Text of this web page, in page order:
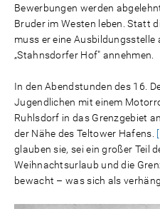
Bewerbungen werden
Bruder im Westen leben. Statt
muss er eine
„Stahnsdorfer Hof" annehmen.
In den Abendstunden des 16.
Jugendlichen mit einem
Ruhlsdorf in das Grenzgebiet
der Nähe des Teltower Hafens.
glauben sie, sei ein großer Teil
Weihnachtsurlaub und die
bewacht – was sich als